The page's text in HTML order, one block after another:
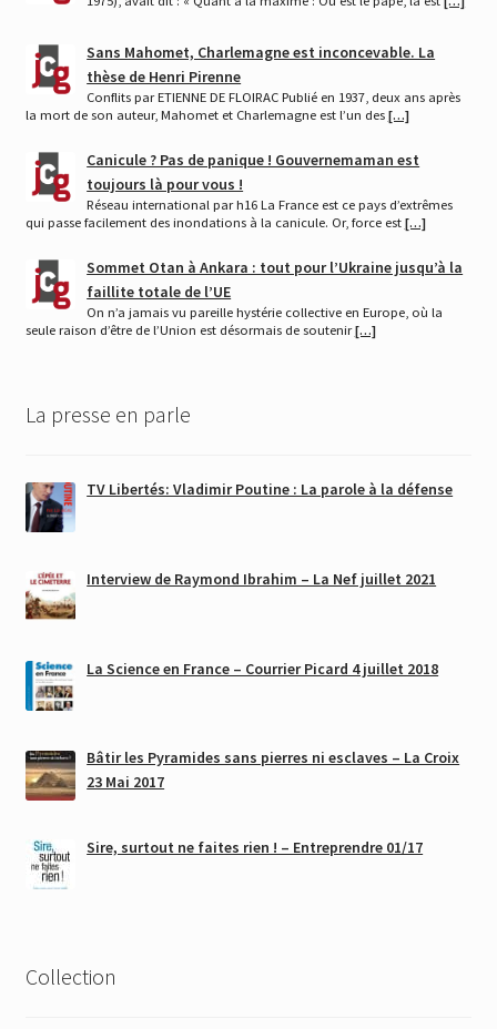
Sans Mahomet, Charlemagne est inconcevable. La
thèse de Henri Pirenne
Conflits par ETIENNE DE FLOIRAC Publié en 1937, deux ans après
la mort de son auteur, Mahomet et Charlemagne est l’un des […]
Canicule ? Pas de panique ! Gouvernemaman est
toujours là pour vous !
Réseau international par h16 La France est ce pays d’extrêmes
qui passe facilement des inondations à la canicule. Or, force est […]
Sommet Otan à Ankara : tout pour l’Ukraine jusqu’à la
faillite totale de l’UE
On n’a jamais vu pareille hystérie collective en Europe, où la
seule raison d’être de l’Union est désormais de soutenir[…]
La presse en parle
TV Libertés: Vladimir Poutine : La parole à la défense
Interview de Raymond Ibrahim – La Nef juillet 2021
La Science en France – Courrier Picard 4 juillet 2018
Bâtir les Pyramides sans pierres ni esclaves – La Croix
23 Mai 2017
Sire, surtout ne faites rien ! – Entreprendre 01/17
Collection